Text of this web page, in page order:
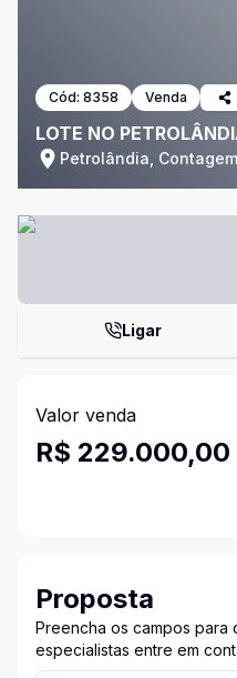
Cód: 8358 Venda
LOTE NO
Petrolândia,
Ligar
Valor venda
R$ 229.000,00
Proposta
Preencha os campos para
especialistas entre em